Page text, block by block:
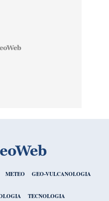
METEO GEO-VULCANOLOGIA
TECNOLOGIA